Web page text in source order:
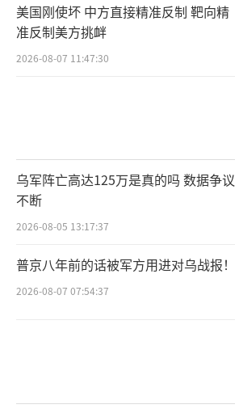
美国刚使坏 中方直接精准反制 靶向精
准反制美方挑衅
2026-08-07 11:47:30
乌军阵亡高达125万是真的吗 数据争议
不断
2026-08-05 13:17:37
普京八年前的话被军方用进对乌战报！
2026-08-07 07:54:37